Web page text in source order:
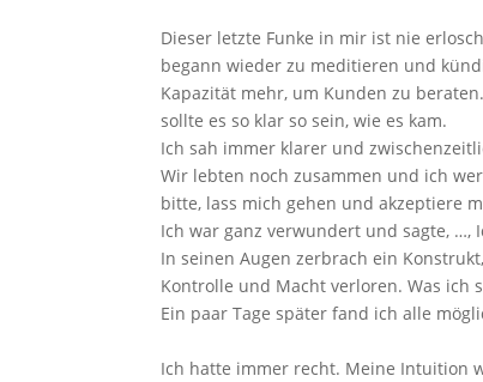
Dieser letzte Funke in mir ist nie
begann wieder zu meditieren und
Kapazität mehr, um Kunden zu
sollte es so klar so sein, wie es kam.
Ich sah immer klarer und
Wir lebten noch zusammen und ich
bitte, lass mich gehen und akzeptiere
Ich war ganz verwundert und sagte,
In seinen Augen zerbrach ein
Kontrolle und Macht verloren. Was ich
Ein paar Tage später fand ich alle
Ich hatte immer recht. Meine Intuition